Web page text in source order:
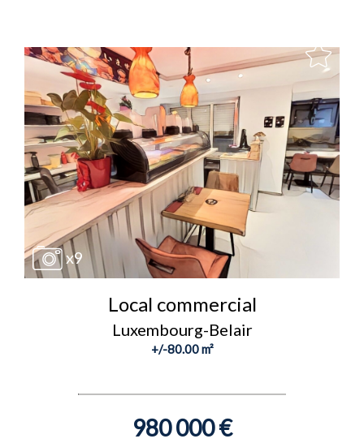
x9
Local commercial
Luxembourg-Belair
+/-80.00 m²
980 000 €